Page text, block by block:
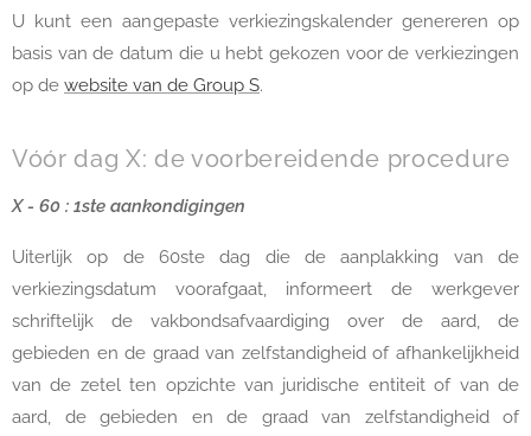
U kunt een aangepaste verkiezingskalender genereren op
basis van de datum die u hebt gekozen voor de verkiezingen
op de website van de Group S.
Vóór dag X: de voorbereidende procedure
X - 60 : 1ste aankondigingen
Uiterlijk op de 60ste dag die de aanplakking van de
verkiezingsdatum voorafgaat, informeert de werkgever
schriftelijk de vakbondsafvaardiging over de aard, de
gebieden en de graad van zelfstandigheid of afhankelijkheid
van de zetel ten opzichte van juridische entiteit of van de
aard, de gebieden en de graad van zelfstandigheid of